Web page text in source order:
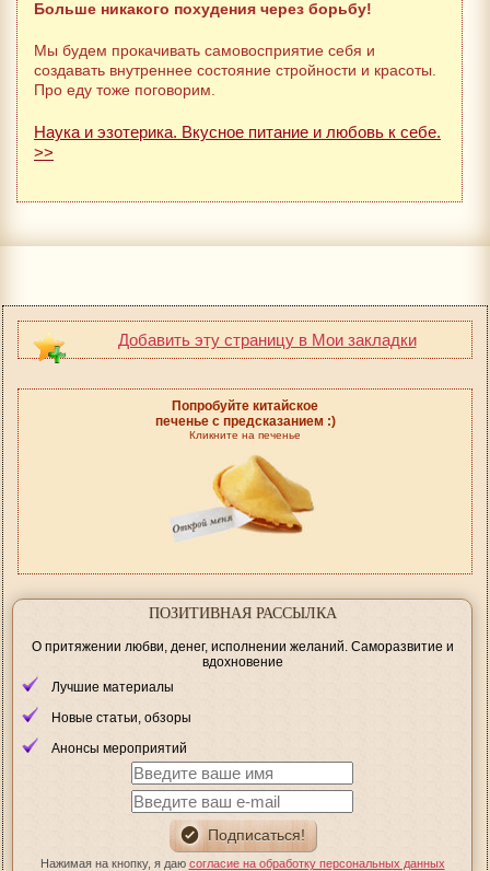
Больше никакого похудения через борьбу!
Мы будем прокачивать самовосприятие себя и
создавать внутреннее состояние стройности и красоты.
Про еду тоже поговорим.
Наука и эзотерика. Вкусное питание и любовь к себе.
>>
Добавить эту страницу в Мои закладки
Попробуйте китайское
печенье с предсказанием :)
Кликните на печенье
ПОЗИТИВНАЯ РАССЫЛКА
О притяжении любви, денег, исполнении желаний. Саморазвитие и
вдохновение
Лучшие материалы
Новые статьи, обзоры
Анонсы мероприятий
Нажимая на кнопку, я даю согласие на обработку персональных данных